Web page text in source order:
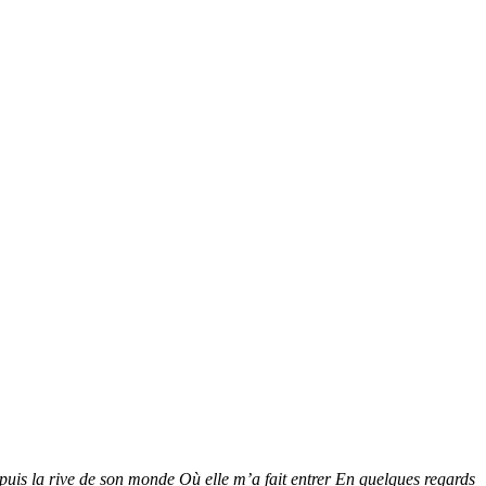
la rive de son monde Où elle m’a fait entrer En quelques regards